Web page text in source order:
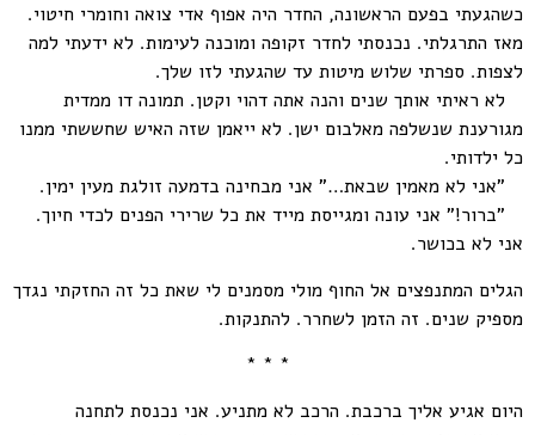
כשהגעתי בפעם הראשונה, החדר היה אפוף אדי צואה וחומרי חיטוי.
מאז התרגלתי. נכנסתי לחדר זקופה ומוכנה לעימות. לא ידעתי למה
לצפות. ספרתי שלוש מיטות עד שהגעתי לזו שלך.
לא ראיתי אותך שנים והנה אתה דהוי וקטן. תמונה דו ממדית
מגורענת שנשלפה מאלבום ישן. לא ייאמן שזה האיש שחששתי ממנו
כל ילדותי.
"אני לא מאמין שבאת…" אני מבחינה בדמעה זולגת מעין ימין.
"ברור!" אני עונה ומגייסת מייד את כל שרירי הפנים לכדי חיוך.
אני לא בכושר.
הגלים המתנפצים אל החוף מולי מסמנים לי שאת כל זה החזקתי נגדך
מספיק שנים. זה הזמן לשחרר. להתנקות.
* * *
היום אגיע אליך ברכבת. הרכב לא מתניע. אני נכנסת לתחנה